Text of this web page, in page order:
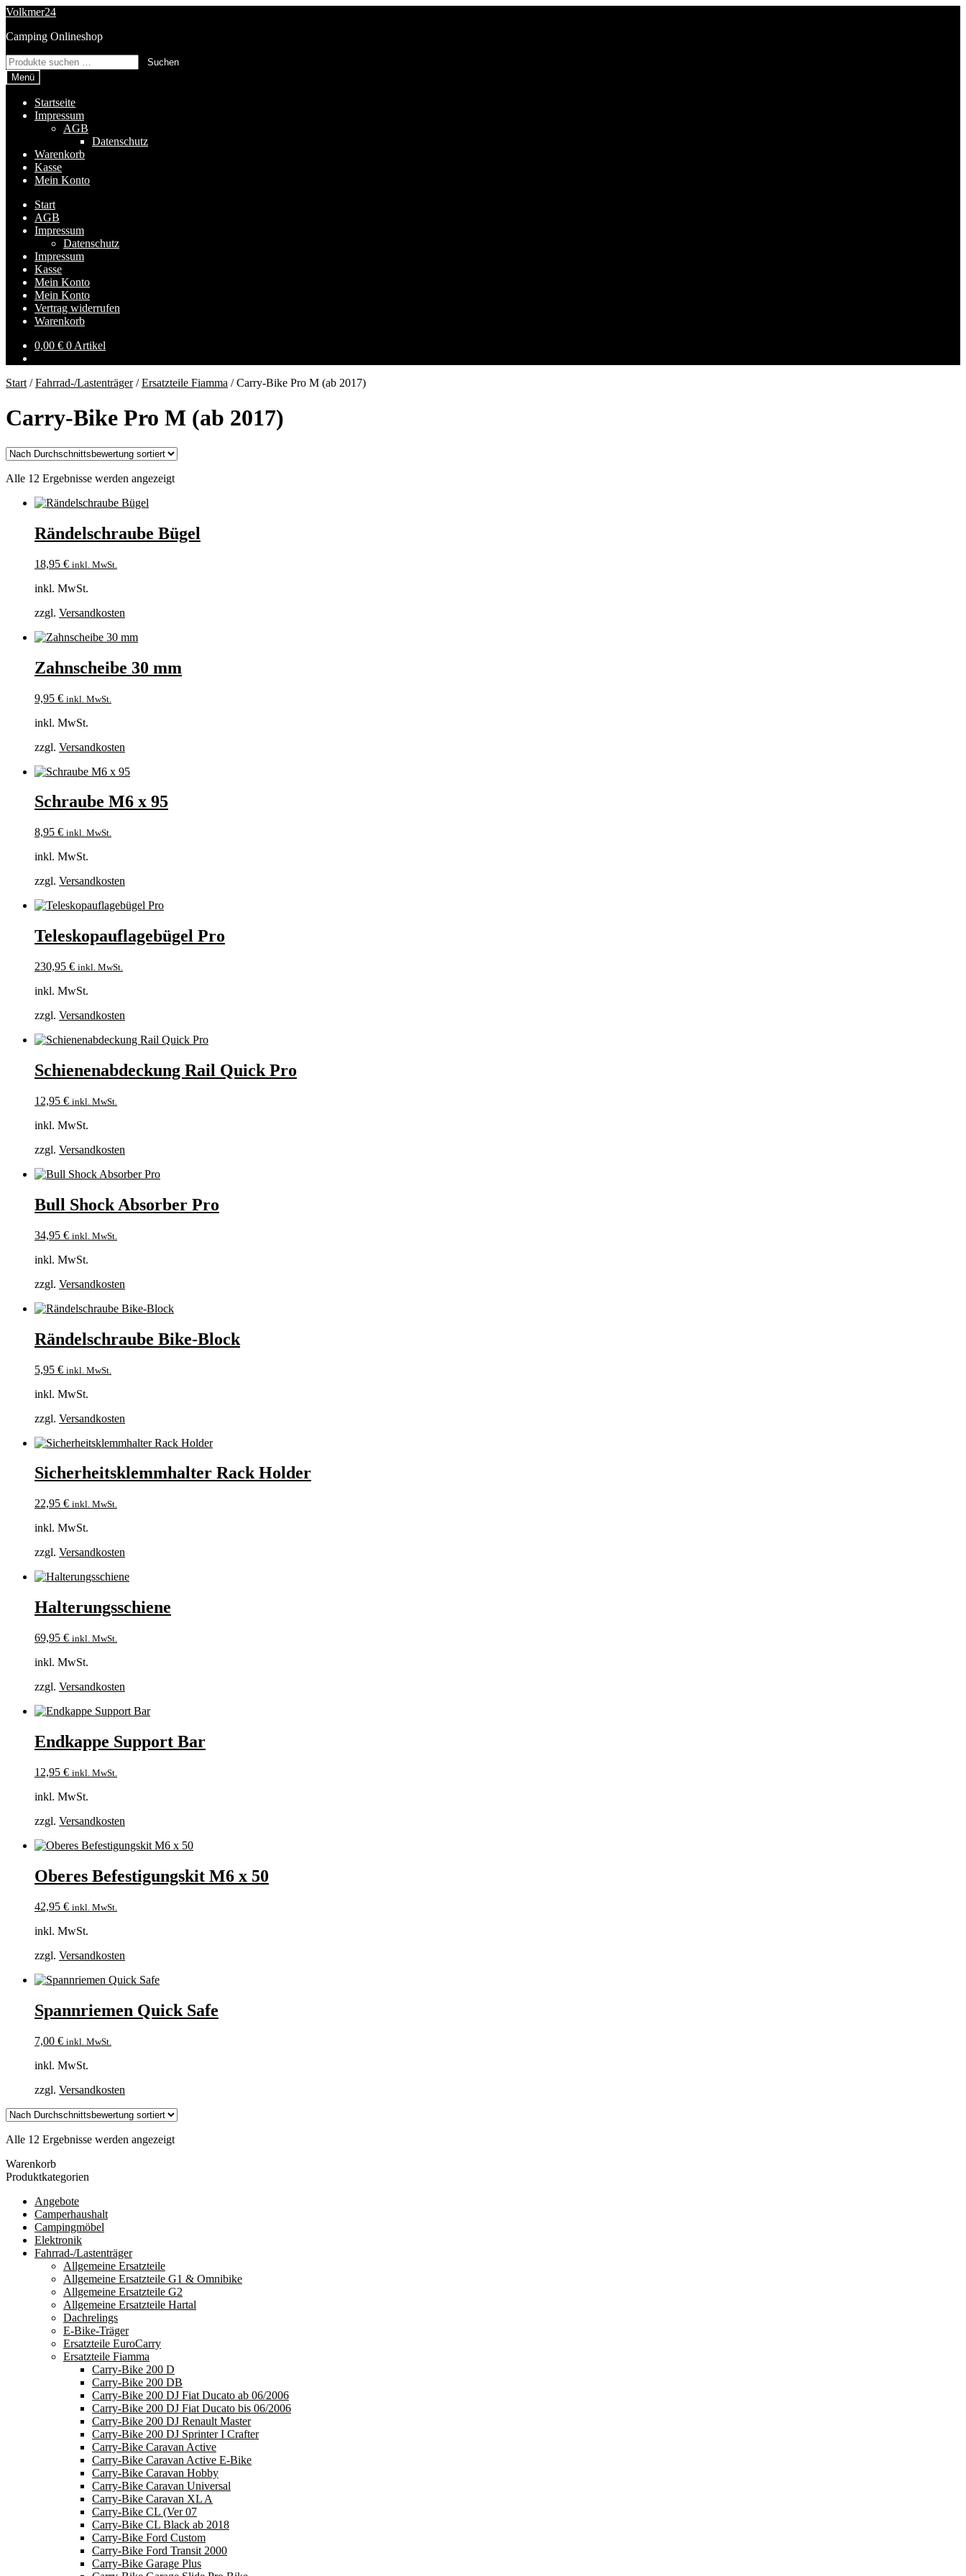
Zur
springen
Zum
springen
Volkmer24
Camping Onlineshop
Suchen
nach:
Suchen
Menü
Startseite
Impressum
AGB
Datenschutz
Warenkorb
Kasse
Mein Konto
Start
AGB
Impressum
Datenschutz
Impressum
Kasse
Mein Konto
Mein Konto
Vertrag widerrufen
Warenkorb
0,00 € 0 Artikel
Start /Fahrrad-/Lastenträger/Ersatzteile Fiamma /Carry-Bike Pro M (ab 2017)
Carry-Bike Pro M (ab 2017)
Alle 12 Ergebnisse werden angezeigtNach
Rändelschraube Bügel
18,95 € inkl. MwSt.
inkl. MwSt.
zzgl. Versandkosten
Zahnscheibe 30 mm
9,95 € inkl. MwSt.
inkl. MwSt.
zzgl. Versandkosten
Schraube M6 x 95
8,95 € inkl. MwSt.
inkl. MwSt.
zzgl. Versandkosten
Teleskopauflagebügel Pro
230,95 € inkl. MwSt.
inkl. MwSt.
zzgl. Versandkosten
Schienenabdeckung Rail Quick Pro
12,95 € inkl. MwSt.
inkl. MwSt.
zzgl. Versandkosten
Bull Shock Absorber Pro
34,95 € inkl. MwSt.
inkl. MwSt.
zzgl. Versandkosten
Rändelschraube Bike-Block
5,95 € inkl. MwSt.
inkl. MwSt.
zzgl. Versandkosten
Sicherheitsklemmhalter Rack Holder
22,95 € inkl. MwSt.
inkl. MwSt.
zzgl. Versandkosten
Halterungsschiene
69,95 € inkl. MwSt.
inkl. MwSt.
zzgl. Versandkosten
Endkappe Support Bar
12,95 € inkl. MwSt.
inkl. MwSt.
zzgl. Versandkosten
Oberes Befestigungskit M6 x 50
42,95 € inkl. MwSt.
inkl. MwSt.
zzgl. Versandkosten
Spannriemen Quick Safe
7,00 € inkl. MwSt.
inkl. MwSt.
zzgl. Versandkosten
Alle 12 Ergebnisse werden angezeigtNach
Warenkorb
Produktkategorien
Angebote
Camperhaushalt
Campingmöbel
Elektronik
Fahrrad-/Lastenträger
Allgemeine Ersatzteile
Allgemeine Ersatzteile G1 & Omnibike
Allgemeine Ersatzteile G2
Allgemeine Ersatzteile Hartal
Dachrelings
E-Bike-Träger
Ersatzteile EuroCarry
Ersatzteile Fiamma
Carry-Bike 200 D
Carry-Bike 200 DB
Carry-Bike 200 DJ Fiat Ducato ab 06/2006
Carry-Bike 200 DJ Fiat Ducato bis 06/2006
Carry-Bike 200 DJ Renault Master
Carry-Bike 200 DJ Sprinter I Crafter
Carry-Bike Caravan Active
Carry-Bike Caravan Active E-Bike
Carry-Bike Caravan Hobby
Carry-Bike Caravan Universal
Carry-Bike Caravan XL A
Carry-Bike CL (Ver 07
Carry-Bike CL Black ab 2018
Carry-Bike Ford Custom
Carry-Bike Ford Transit 2000
Carry-Bike Garage Plus